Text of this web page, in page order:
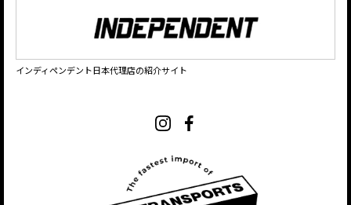
インディペンデント日本代理店の紹介サイト